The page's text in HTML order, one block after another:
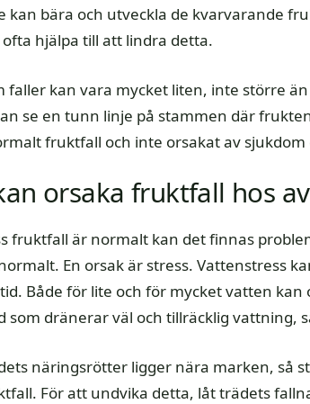
kan bära och utveckla de kvarvarande
hjälpa till att lindra detta.
faller kan vara mycket liten, inte större
se en tunn linje på stammen där
fruktfall och inte orsakat av sjukdom
orsaka fruktfall hos
fruktfall är normalt kan det finnas
En orsak är stress. Vattenstress
Både för lite och för mycket vatten kan
som dränerar väl och tillräcklig vattning,
näringsrötter ligger nära marken, så
För att undvika detta, låt trädets